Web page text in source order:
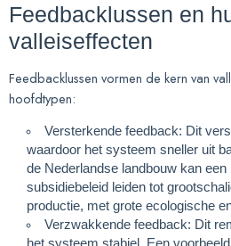
Feedbacklussen en
valleiseffecten
Feedbacklussen vormen de kern van
hoofdtypen:
Versterkende feedback: Dit
waardoor het systeem sneller uit
de Nederlandse landbouw kan
subsidiebeleid leiden tot
productie, met grote ecologische
Verzwakkende feedback: Dit
het systeem stabiel. Een